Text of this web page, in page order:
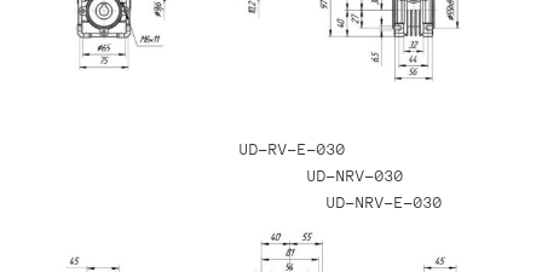
UD-RV-E-030
UD-NRV-030
UD-NRV-E-030